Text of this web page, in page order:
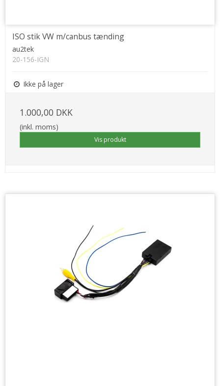
ISO stik VW m/canbus tænding
au2tek
20-156-IGN
Ikke på lager
1.000,00 DKK
(inkl. moms)
Vis produkt